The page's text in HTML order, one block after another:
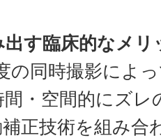
出す臨床的なメリ
の同時撮影によ
・空間的にズレ
正技術を組み合